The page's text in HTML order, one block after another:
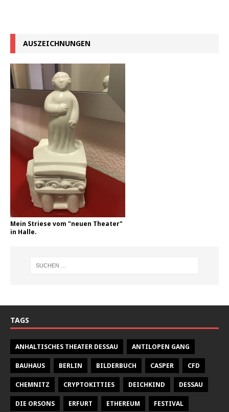
AUSZEICHNUNGEN
Mein Striese vom "neuen Theater"
in Halle.
TAGS
ANHALTISCHES THEATER DESSAU ANTILOPEN GANG
BAUHAUS BERLIN BILDERBUCH CASPER CFD
CHEMNITZ CRYPTOKITTIES DEICHKIND DESSAU
DIE ORSONS ERFURT ETHEREUM FESTIVAL